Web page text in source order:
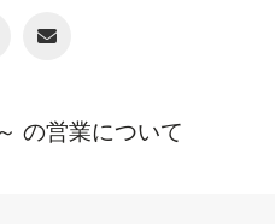
の営業について